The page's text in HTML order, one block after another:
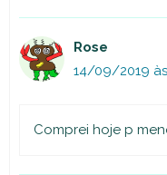
Rose
14/09/2019
Comprei hoje p